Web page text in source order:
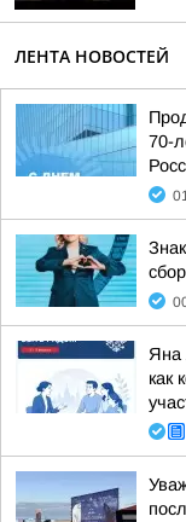
ЛЕНТА НОВОСТЕЙ
70-
Яна
как